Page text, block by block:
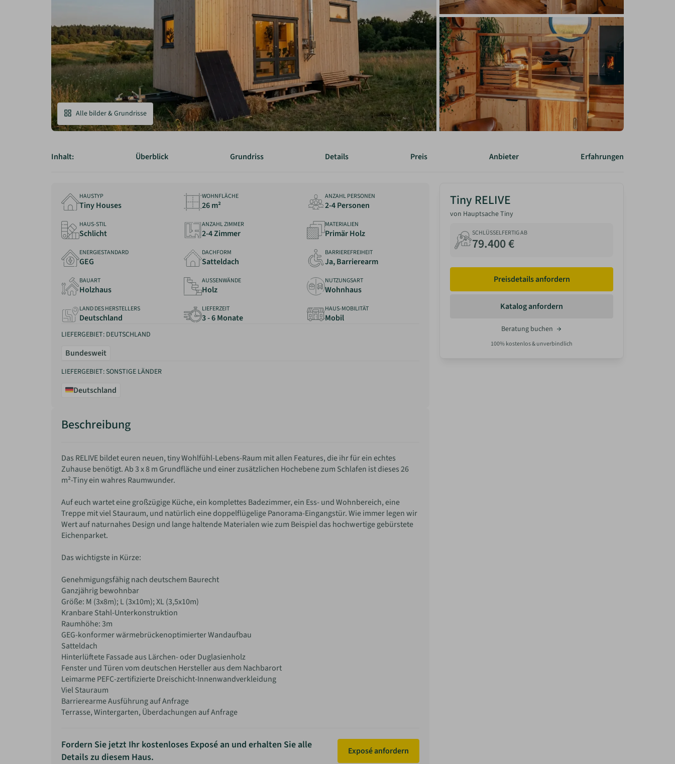
Alle bilder & Grundrisse
Inhalt: Überblick Grundriss Details Preis Anbieter Erfahrungen
HAUSTYP
Tiny Houses
WOHNFLÄCHE
26 m²
ANZAHL PERSONEN
2-4 Personen
HAUS-STIL
Schlicht
ANZAHL ZIMMER
2-4 Zimmer
MATERIALIEN
Primär Holz
ENERGIESTANDARD
GEG
DACHFORM
Satteldach
BARRIEREFREIHEIT
Ja, Barrierearm
BAUART
Holzhaus
AUSSENWÄNDE
Holz
NUTZUNGSART
Wohnhaus
LAND DES HERSTELLERS
Deutschland
LIEFERZEIT
3 - 6 Monate
HAUS-MOBILITÄT
Mobil
LIEFERGEBIET: DEUTSCHLAND
Bundesweit
LIEFERGEBIET: SONSTIGE LÄNDER
Deutschland
Beschreibung
Das RELIVE bildet euren neuen, tiny Wohlfühl-Lebens-Raum mit allen Features, die ihr für ein echtes
Zuhause benötigt. Ab 3 x 8 m Grundfläche und einer zusätzlichen Hochebene zum Schlafen ist dieses 26
m²-Tiny ein wahres Raumwunder.
Auf euch wartet eine großzügige Küche, ein komplettes Badezimmer, ein Ess- und Wohnbereich, eine
Treppe mit viel Stauraum, und natürlich eine doppelflügelige Panorama-Eingangstür. Wie immer legen wir
Wert auf naturnahes Design und lange haltende Materialen wie zum Beispiel das hochwertige gebürstete
Eichenparket.
Das wichtigste in Kürze:
Genehmigungsfähig nach deutschem Baurecht
Ganzjährig bewohnbar
Größe: M (3x8m); L (3x10m); XL (3,5x10m)
Kranbare Stahl-Unterkonstruktion
Raumhöhe: 3m
GEG-konformer wärmebrückenoptimierter Wandaufbau
Satteldach
Hinterlüftete Fassade aus Lärchen- oder Duglasienholz
Fenster und Türen vom deutschen Hersteller aus dem Nachbarort
Leimarme PEFC-zertifizierte Dreischicht-Innenwandverkleidung
Viel Stauraum
Barrierearme Ausführung auf Anfrage
Terrasse, Wintergarten, Überdachungen auf Anfrage
Fordern Sie jetzt Ihr kostenloses Exposé an und erhalten Sie alle
Details zu diesem Haus.
Exposé anfordern
Tiny RELIVE
von Hauptsache Tiny
SCHLÜSSELFERTIG AB
79.400 €
Preisdetails anfordern
Katalog anfordern
Beratung buchen
100% kostenlos & unverbindlich